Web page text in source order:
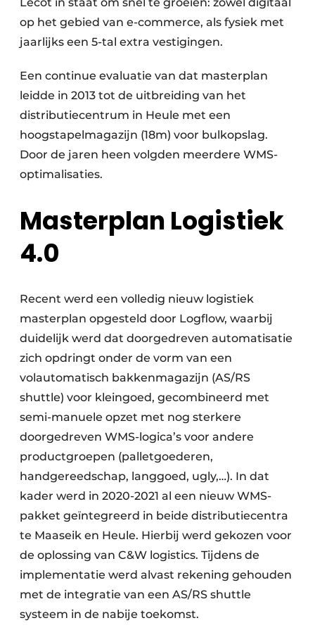
op het gebied van e-commerce, als fysiek met
jaarlijks een 5-tal extra vestigingen.
Een continue evaluatie van dat masterplan
leidde in 2013 tot de uitbreiding van het
distributiecentrum in Heule met een
hoogstapelmagazijn (18m) voor bulkopslag.
Door de jaren heen volgden meerdere WMS-
optimalisaties.
Masterplan Logistiek
4.0
Recent werd een volledig nieuw logistiek
masterplan opgesteld door Logflow, waarbij
duidelijk werd dat doorgedreven automatisatie
zich opdringt onder de vorm van een
volautomatisch bakkenmagazijn (AS/RS
shuttle) voor kleingoed, gecombineerd met
semi-manuele opzet met nog sterkere
doorgedreven WMS-logica’s voor andere
productgroepen (palletgoederen,
handgereedschap, langgoed, ugly,…). In dat
kader werd in 2020-2021 al een nieuw WMS-
pakket geïntegreerd in beide distributiecentra
te Maaseik en Heule. Hierbij werd gekozen voor
de oplossing van C&W logistics. Tijdens de
implementatie werd alvast rekening gehouden
met de integratie van een AS/RS shuttle
systeem in de nabije toekomst.